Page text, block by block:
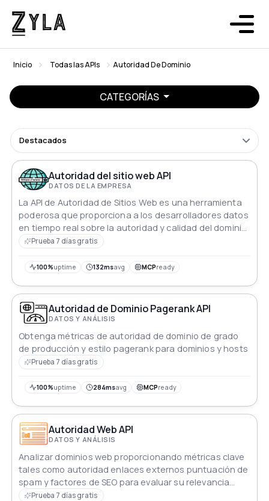
Inicio Todas las APIs Autoridad De Dominio
CATEGORÍAS
Destacados
Autoridad del sitio web API
DATOS DE LA EMPRESA
La API de Autoridad de Sitios Web es una herramienta
poderosa que proporciona a los desarrolladores datos
en tiempo real sobre la autoridad y calidad del dominio
de un sitio web
Prueba 7 días gratis
100%uptime 132msavg MCPready
Autoridad de Dominio Pagerank API
DATOS Y ANÁLISIS
Obtenga métricas de autoridad de dominio de grado
de producción y estilo pagerank para dominios y hosts
Prueba 7 días gratis
100%uptime 284msavg MCPready
Autoridad Web API
DATOS Y ANÁLISIS
Analizar dominios web proporcionando métricas clave
tales como autoridad enlaces externos puntuación de
spam y factores de SEO para evaluar su relevancia
digitalPrueba 7 días gratis